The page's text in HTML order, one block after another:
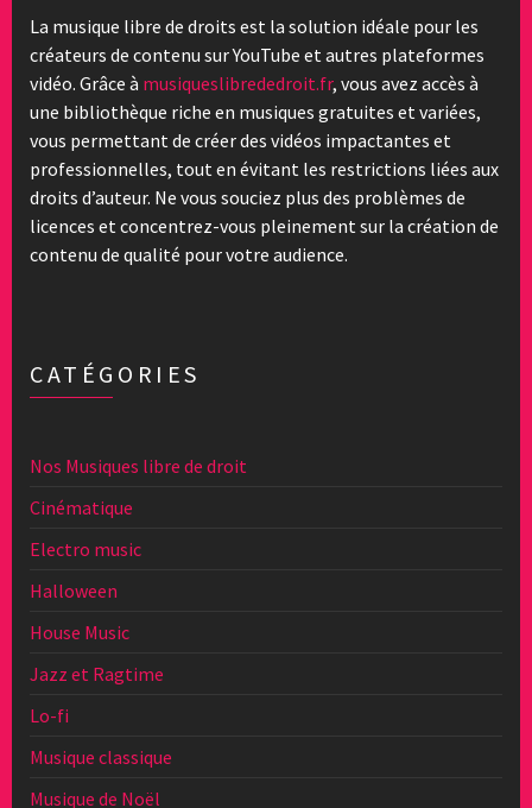
La musique libre de droits est la solution idéale pour les
créateurs de contenu sur YouTube et autres plateformes
vidéo. Grâce à musiqueslibrededroit.fr, vous avez accès à
une bibliothèque riche en musiques gratuites et variées,
vous permettant de créer des vidéos impactantes et
professionnelles, tout en évitant les restrictions liées aux
droits d’auteur. Ne vous souciez plus des problèmes de
licences et concentrez-vous pleinement sur la création de
contenu de qualité pour votre audience.
CATÉGORIES
Nos Musiques libre de droit
Cinématique
Electro music
Halloween
House Music
Jazz et Ragtime
Lo-fi
Musique classique
Musique de Noël